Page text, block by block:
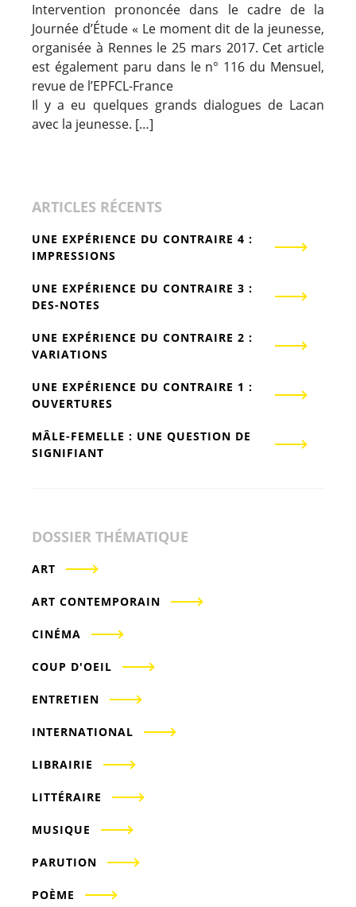
Intervention prononcée dans le cadre de la
Journée d’Étude « Le moment dit de la jeunesse,
organisée à Rennes le 25 mars 2017. Cet article
est également paru dans le n° 116 du Mensuel,
revue de l’EPFCL-France
Il y a eu quelques grands dialogues de Lacan
avec la jeunesse. […]
ARTICLES RÉCENTS
UNE EXPÉRIENCE DU CONTRAIRE 4 :
IMPRESSIONS
UNE EXPÉRIENCE DU CONTRAIRE 3 :
DES-NOTES
UNE EXPÉRIENCE DU CONTRAIRE 2 :
VARIATIONS
UNE EXPÉRIENCE DU CONTRAIRE 1 :
OUVERTURES
MÂLE-FEMELLE : UNE QUESTION DE
SIGNIFIANT
DOSSIER THÉMATIQUE
ART
ART CONTEMPORAIN
CINÉMA
COUP D'OEIL
ENTRETIEN
INTERNATIONAL
LIBRAIRIE
LITTÉRAIRE
MUSIQUE
PARUTION
POÈME